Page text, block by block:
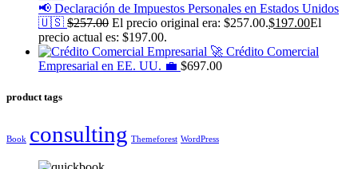
📢 Declaración de Impuestos Personales en Estados Unidos
🇺🇸 $257.00 El precio original era: $257.00.$197.00El
precio actual es: $197.00.
🚀 Crédito Comercial
Empresarial en EE. UU. 💼 $697.00
product tags
Book consulting Themeforest WordPress